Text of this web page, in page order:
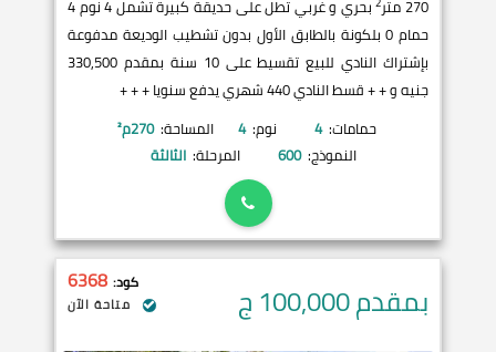
270 متر
بحري و غربي تطل على حديقة كبيرة تشمل 4 نوم 4
حمام 0 بلكونة بالطابق الأول بدون تشطيب الوديعة مدفوعة
بإشتراك النادي للبيع تقسيط على 10 سنة بمقدم 330,500
جنيه و + + قسط النادي 440 شهري يدفع سنويا + + +
حمامات: 4 نوم: 4 المساحة: 270م²
النموذج: 600 المرحلة: الثالثة
بمقدم 100,000 ج كود: 6368
متاحة الآن